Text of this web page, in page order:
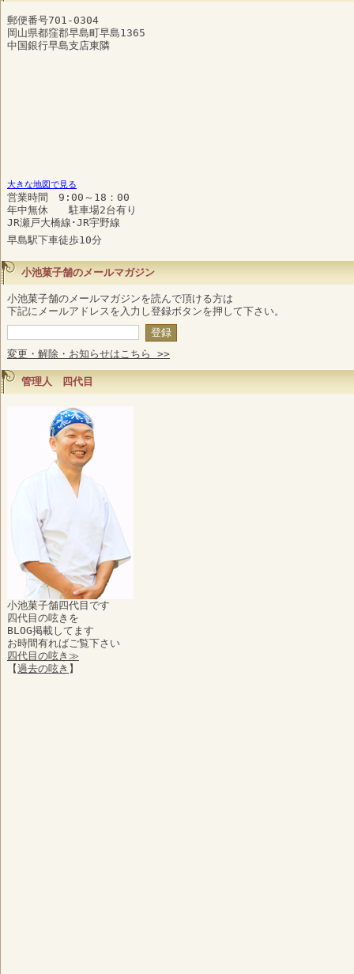
郵便番号701-0304
岡山県都窪郡早島町早島1365
中国銀行早島支店東隣
大きな地図で見る
営業時間 9:00～18：00
年中無休 駐車場2台有り
JR瀬戸大橋線･JR宇野線
早島駅下車徒歩10分
小池菓子舗のメールマガジン
小池菓子舗のメールマガジンを読んで頂ける方は
下記にメールアドレスを入力し登録ボタンを押して下さい。
変更・解除・お知らせはこちら >>
管理人 四代目
小池菓子舗四代目です
四代目の呟きを
BLOG掲載してます
お時間有ればご覧下さい
四代目の呟き≫
【過去の呟き 】